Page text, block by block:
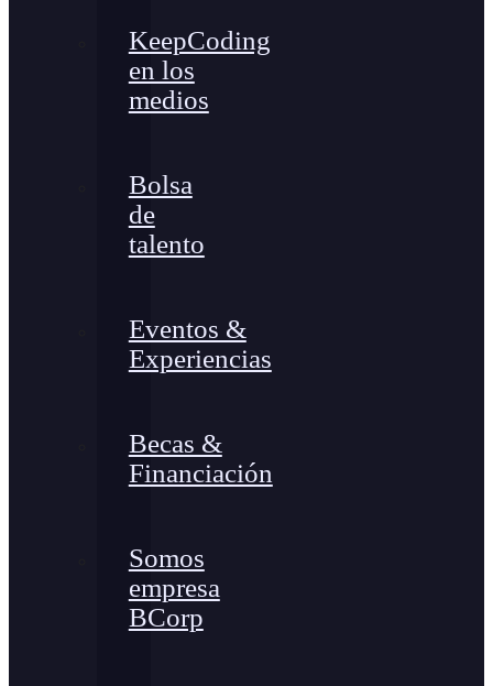
KeepCoding
en los
medios
Bolsa
de
talento
Eventos &
Experiencias
Becas &
Financiación
Somos
empresa
BCorp